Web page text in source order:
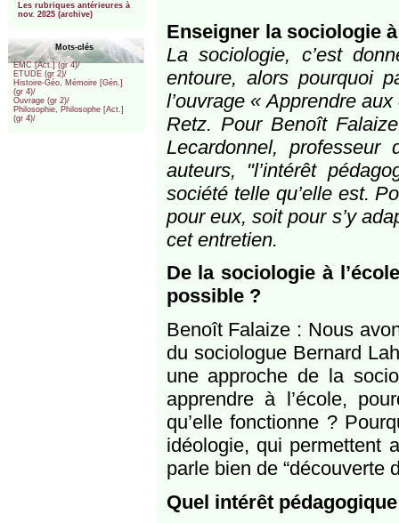
Les rubriques antérieures à
nov. 2025 (archive)
Mots-clés
EMC [Act.] (gr 4)/
ETUDE (gr 2)/
Histoire-Géo, Mémoire [Gén.]
(gr 4)/
Ouvrage (gr 2)/
Philosophie, Philosophe [Act.]
(gr 4)/
Enseigner la sociologie
La sociologie, c’est
entoure, alors pourquoi
l’ouvrage « Apprendre
Retz. Pour Benoît
Lecardonnel,
auteurs, "l’intérêt
société telle qu’elle est.
pour eux, soit pour s’y
cet entretien.
De la sociologie à
possible ?
Benoît Falaize : Nous
du sociologue Bernard
une approche de la
apprendre à l’école,
qu’elle fonctionne ?
idéologie, qui permettent
parle bien de “découverte
Quel intérêt